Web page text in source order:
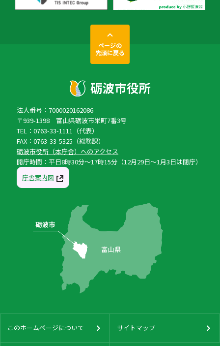
ページの
先頭に戻る
法人番号：7000020162086
〒939-1398 富山県砺波市栄町7番3号
TEL：0763-33-1111（代表）
FAX：0763-33-5325（総務課）
砺波市役所（本庁舎）へのアクセス
開庁時間：平日8時30分〜17時15分（12月29日〜1月3日は閉庁）
庁舎案内図
このホームページについて サイトマップ